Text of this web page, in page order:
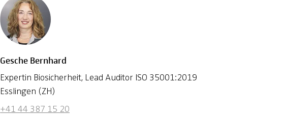
Gesche Bernhard
Expertin Biosicherheit, Lead Auditor ISO 35001:2019
Esslingen (ZH)
+41 44 387 15 20